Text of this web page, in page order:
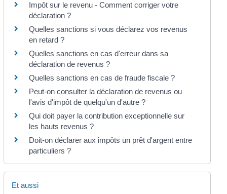
Impôt sur le revenu - Comment corriger votre
déclaration ?
Quelles sanctions si vous déclarez vos revenus
en retard ?
Quelles sanctions en cas d'erreur dans sa
déclaration de revenus ?
Quelles sanctions en cas de fraude fiscale ?
Peut-on consulter la déclaration de revenus ou
l'avis d'impôt de quelqu'un d'autre ?
Qui doit payer la contribution exceptionnelle sur
les hauts revenus ?
Doit-on déclarer aux impôts un prêt d'argent entre
particuliers ?
Et aussi